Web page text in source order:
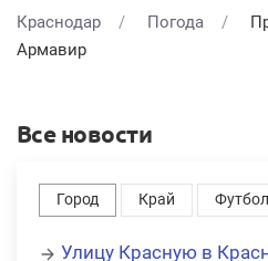
Краснодар Погода
Армавир
Все новости
Город Край Футбол
Улицу Красную в